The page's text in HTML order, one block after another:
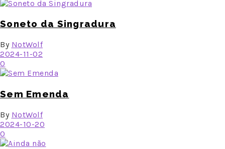
Soneto da Singradura
By NotWolf
2024-11-02
0
Sem Emenda
By NotWolf
2024-10-20
0